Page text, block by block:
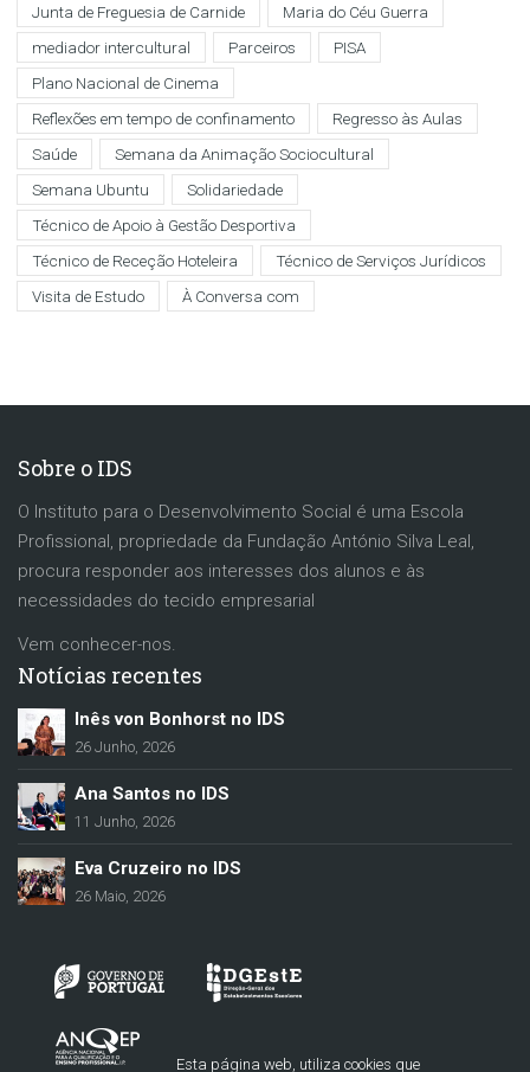
Esta página web, utiliza cookies que
Junta de Freguesia de Carnide
Maria do Céu Guerra
mediador intercultural
Parceiros
PISA
Plano Nacional de Cinema
Reflexões em tempo de confinamento
Regresso às Aulas
Saúde
Semana da Animação Sociocultural
Semana Ubuntu
Solidariedade
Técnico de Apoio à Gestão Desportiva
Técnico de Receção Hoteleira
Técnico de Serviços Jurídicos
Visita de Estudo
À Conversa com
Sobre o IDS
O Instituto para o Desenvolvimento Social é uma Escola
Profissional, propriedade da Fundação António Silva Leal,
procura responder aos interesses dos alunos e às
necessidades do tecido empresarial
Vem conhecer-nos.
Notícias recentes
Inês von Bonhorst no IDS
26 Junho, 2026
Ana Santos no IDS
11 Junho, 2026
Eva Cruzeiro no IDS
26 Maio, 2026